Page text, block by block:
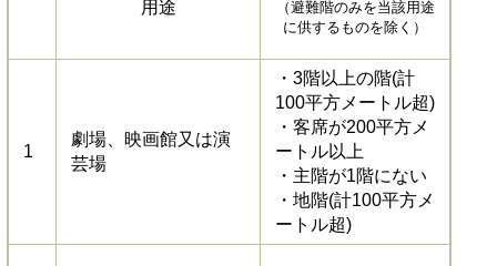
用途
（避難階のみを当該用途
に供するものを除く）
1
劇場、映画館又は演
芸場
・3階以上の階(計
100平方メートル超)
・客席が200平方メ
ートル以上
・主階が1階にない
・地階(計100平方メ
ートル超)